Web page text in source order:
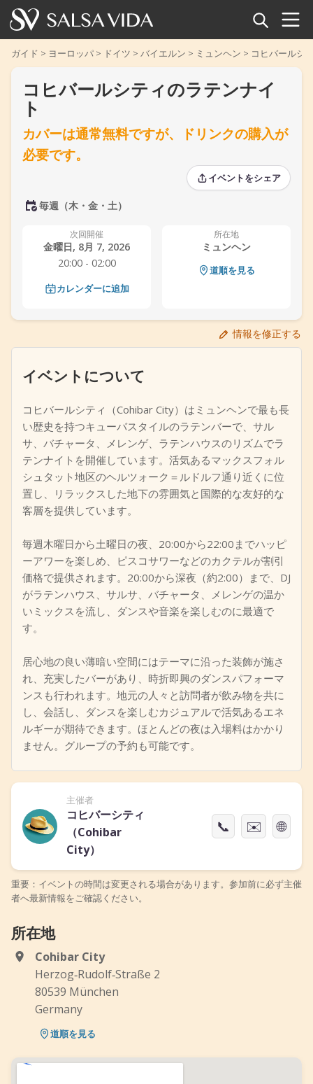
ホーム
イベント
ニュース
記事
TuneTempo
ガイド > ヨーロッパ > ドイツ > バイエルン > ミュンヘン > コヒバールシ
‹ ›
‹ ›
コヒバールシティのラテンナイ
ト
カバーは通常無料ですが、ドリンクの購入が
必要です。
イベントをシェア
毎週（木・金・土）
次回開催
金曜日, 8月 7, 2026
20:00 - 02:00
カレンダーに追加
所在地
ミュンヘン
道順を見る
情報を修正する
イベントについて
コヒバールシティ（Cohibar City）はミュンヘンで最も長
い歴史を持つキューバスタイルのラテンバーで、サル
サ、バチャータ、メレンゲ、ラテンハウスのリズムでラ
テンナイトを開催しています。活気あるマックスフォル
シュタット地区のヘルツォーク＝ルドルフ通り近くに位
置し、リラックスした地下の雰囲気と国際的な友好的な
客層を提供しています。
毎週木曜日から土曜日の夜、20:00から22:00までハッピ
ーアワーを楽しめ、ピスコサワーなどのカクテルが割引
価格で提供されます。20:00から深夜（約2:00）まで、DJ
がラテンハウス、サルサ、バチャータ、メレンゲの温か
いミックスを流し、ダンスや音楽を楽しむのに最適で
す。
居心地の良い薄暗い空間にはテーマに沿った装飾が施さ
れ、充実したバーがあり、時折即興のダンスパフォーマ
ンスも行われます。地元の人々と訪問者が飲み物を共に
し、会話し、ダンスを楽しむカジュアルで活気あるエネ
ルギーが期待できます。ほとんどの夜は入場料はかかり
ません。グループの予約も可能です。
主催者
コヒバーシティ
（Cohibar
City）
📞 ✉️ 🌐
重要：イベントの時間は変更される場合があります。参加前に必ず主催
者へ最新情報をご確認ください。
所在地
Cohibar City
Herzog‑Rudolf‑Straße 2
80539 München
Germany
道順を見る